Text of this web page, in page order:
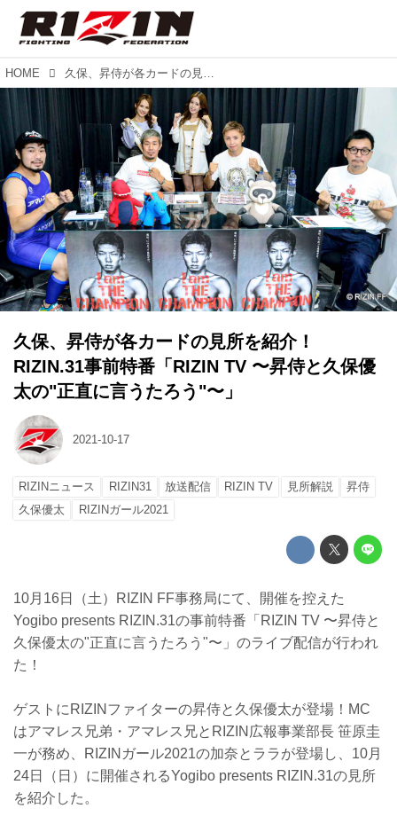
HOME 久保、昇侍が各カードの見所を紹介！RIZIN.31事前特番「RIZIN TV 〜昇侍と久保優太の"正直に言うたろう"〜」
久保、昇侍が各カードの見所を紹介！
RIZIN.31事前特番「RIZIN TV 〜昇侍と久保優
太の"正直に言うたろう"〜」
2021-10-17
RIZINニュース RIZIN31 放送配信 RIZIN TV 見所解説
昇侍
久保優太
RIZINガール2021
10月16日（土）RIZIN FF事務局にて、開催を控えた
Yogibo presents RIZIN.31の事前特番「RIZIN TV 〜昇侍と
久保優太の"正直に言うたろう"〜」のライブ配信が行われ
た！
ゲストにRIZINファイターの昇侍と久保優太が登場！MC
はアマレス兄弟・アマレス兄とRIZIN広報事業部長 笹原圭
一が務め、RIZINガール2021の加奈とララが登場し、10月
24日（日）に開催されるYogibo presents RIZIN.31の見所
を紹介した。